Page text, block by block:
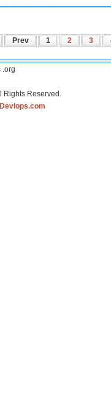
Prev 1 2 3
Rights Reserved.